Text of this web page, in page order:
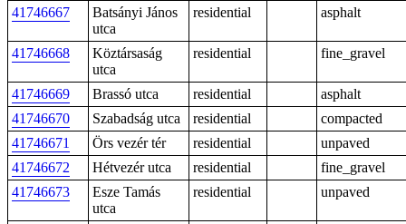
41746667
Batsányi János
utca
residential asphalt
41746668
Köztársaság
utca
residential fine_gravel
41746669 Brassó utca residential
asphalt
41746670
Szabadság utca residential
compacted
41746671
Örs vezér tér residential
unpaved
41746672
Hétvezér utca residential
fine_gravel
41746673
Esze Tamás
utca
residential unpaved